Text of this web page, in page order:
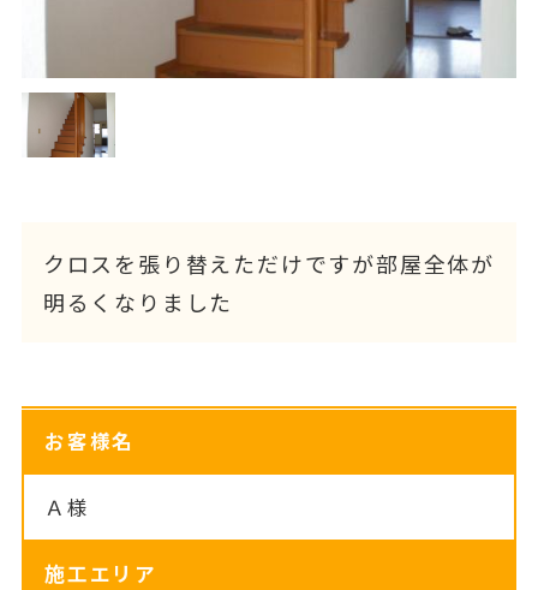
クロスを張り替えただけですが部屋全体が
明るくなりました
お客様名
Ａ様
施工エリア